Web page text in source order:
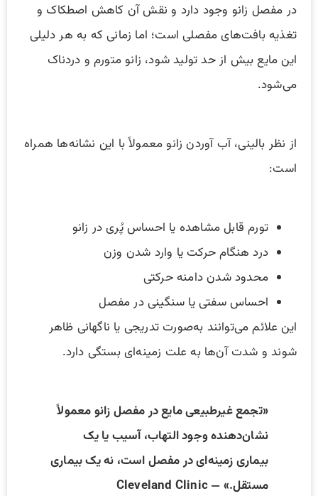
در مفصل زانو وجود دارد و نقش آن کاهش اصطکاک و
تغذیه بافت‌های مفصلی است؛ اما زمانی که به هر دلیلی
این مایع بیش از حد تولید شود، زانو متورم و دردناک
می‌شود.
از نظر بالینی، آب آوردن زانو معمولاً با این نشانه‌ها همراه
است:
تورم قابل مشاهده یا احساس پُری در زانو
درد هنگام حرکت یا وارد شدن وزن
محدود شدن دامنه حرکتی
احساس سفتی یا سنگینی در مفصل
این علائم می‌توانند به‌صورت تدریجی یا ناگهانی ظاهر
شوند و شدت آن‌ها به علت زمینه‌ای بستگی دارد.
«تجمع غیرطبیعی مایع در مفصل زانو معمولاً
نشان‌دهنده وجود التهاب، آسیب یا یک
بیماری زمینه‌ای در مفصل است، نه یک بیماری
مستقل.» — Cleveland Clinic